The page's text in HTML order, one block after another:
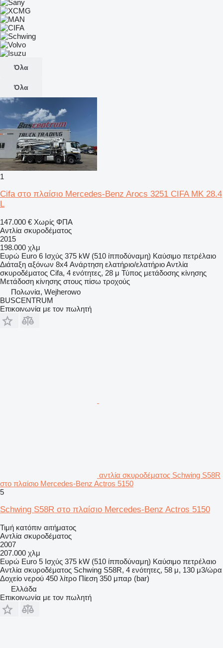
Όλα
Όλα
1
Cifa στο πλαίσιο Mercedes-Benz Arocs 3251 CIFA MK 28.4
L
147.000 € Χωρίς ΦΠΑ
Αντλία σκυροδέματος
2015
198.000 χλμ
Ευρώ Euro 6 Ισχύς 375 kW (510 ίπποδύναμη) Καύσιμο πετρέλαιο
Διάταξη αξόνων 8x4 Ανάρτηση ελατήριο/ελατήριοΑντλία
σκυροδέματος Cifa, 4 ενότητες, 28 μ Τύπος μετάδοσης κίνησης
Μετάδοση κίνησης στους πίσω τροχούς
Πολωνία, Wejherowo
BUSCENTRUM
Επικοινωνία με τον πωλητή
αντλία σκυροδέματος Schwing S58R
στο πλαίσιο Mercedes-Benz Actros 5150
5
Schwing S58R στο πλαίσιο Mercedes-Benz Actros 5150
Τιμή κατόπιν αιτήματος
Αντλία σκυροδέματος
2007
207.000 χλμ
Ευρώ Euro 5 Ισχύς 375 kW (510 ίπποδύναμη) Καύσιμο πετρέλαιο
Αντλία σκυροδέματος Schwing S58R, 4 ενότητες, 58 μ, 130 μ3/ώρα
Δοχείο νερού 450 λίτρο Πίεση 350 μπαρ (bar)
Ελλάδα
Επικοινωνία με τον πωλητή